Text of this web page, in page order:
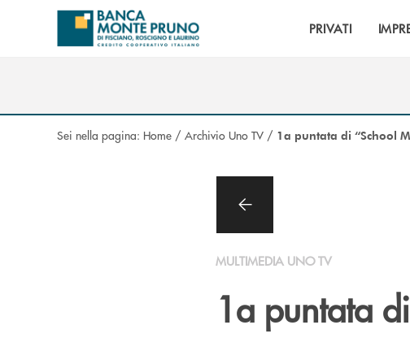
Salta al contenuto principale
PRIVATI
Sei nella pagina: Home / Archivio Uno TV / 1a puntata di “School
MULTIMEDIA UNO TV
1a puntata